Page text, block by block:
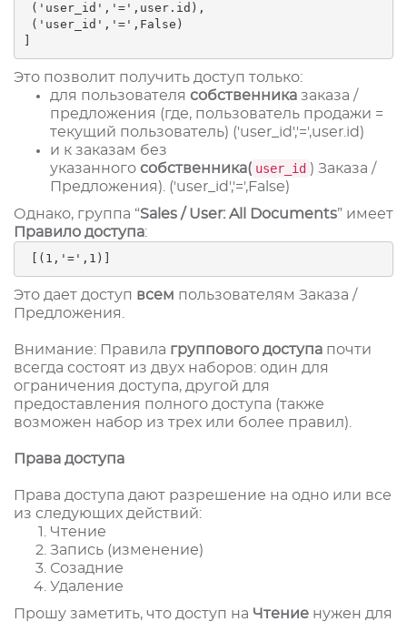
('user_id','=',user.id),
('user_id','=',False)
Это позволит получить доступ только:
для пользователя собственника заказа /
предложения (где, пользователь продажи =
текущий пользователь) ('user_id','=',user.id)
и к заказам без
указанного собственника( user_id ) Заказа /
Предложения). ('user_id','=',False)
Однако, группа “Sales / User: All Documents” имеет
Правило доступа:
[(1,'=',1)]
Это дает доступ всем пользователям Заказа /
Предложения.
Внимание: Правила группового доступа почти
всегда состоят из двух наборов: один для
ограничения доступа, другой для
предоставления полного доступа (также
возможен набор из трех или более правил).
Права доступа
Права доступа дают разрешение на одно или все
из следующих действий:
Чтение
Запись (изменение)
Созадние
Удаление
Прошу заметить, что доступ на Чтение нужен для